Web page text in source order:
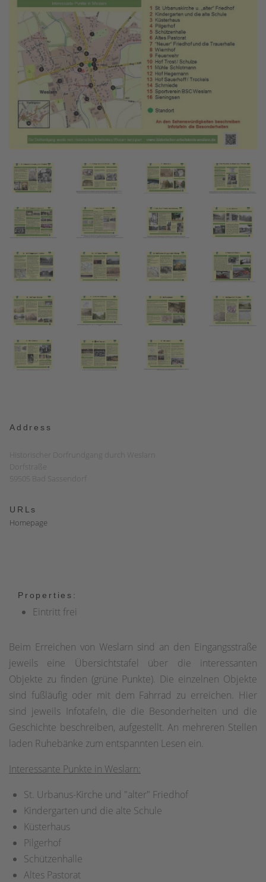
Address
Historischer Dorfrundgang durch Weslarn
Dorfstraße
59505 Bad Sassendorf
URLs
Homepage
Properties:
Eintritt frei
Beim Erreichen von Weslarn sind an den Eingangsstraße
jeweils eine Übersichtstafel über die interessanten
Objekte zu finden (grüne Punkte). Die einzelnen Objekte
sind fußläufig oder mit dem Fahrrad zu erreichen. Hier
sind jeweils Infotafeln, die die Besonderheiten und die
Geschichte beschreiben, aufgestellt. An mehreren Stellen
laden Ruhebänke zum entspannten Lesen ein.
Interessante Punkte in Weslarn:
St. Urbanus-Kirche und "alter" Friedhof
Kindergarten und die alte Schule
Küsterhaus
Pilgerhof
Schützenhalle
Altes Pastorat